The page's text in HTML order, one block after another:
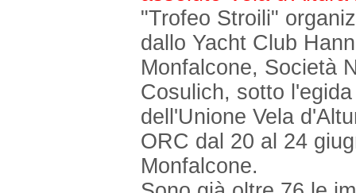
"Trofeo Stroili"
dallo Yacht Club
Monfalcone, Società
Cosulich, sotto
dell'Unione Vela
ORC dal 20 al 24
Monfalcone.